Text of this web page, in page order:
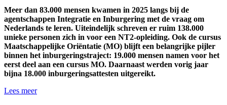
Meer dan 83.000 mensen kwamen in 2025 langs bij de
agentschappen Integratie en Inburgering met de vraag om
Nederlands te leren. Uiteindelijk schreven er ruim 138.000
unieke personen zich in voor een NT2-opleiding. Ook de cursus
Maatschappelijke Oriëntatie (MO) blijft een belangrijke pijler
binnen het inburgeringstraject: 19.000 mensen namen voor het
eerst deel aan een cursus MO. Daarnaast werden vorig jaar
bijna 18.000 inburgeringsattesten uitgereikt.
Lees meer